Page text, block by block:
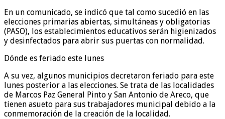
En un comunicado, se indicó que tal como sucedió en las
elecciones primarias abiertas, simultáneas y obligatorias
(PASO), los establecimientos educativos serán higienizados
y desinfectados para abrir sus puertas con normalidad.
Dónde es feriado este lunes
A su vez, algunos municipios decretaron feriado para este
lunes posterior a las elecciones. Se trata de las localidades
de Marcos Paz General Pinto y San Antonio de Areco, que
tienen asueto para sus trabajadores municipal debido a la
conmemoración de la creación de la localidad.